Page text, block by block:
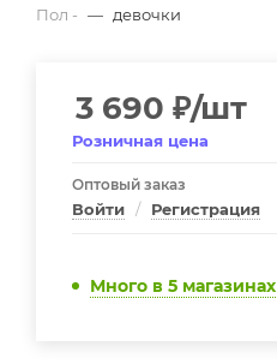
Пол - — девочки
3 690 ₽/шт
Розничная цена
Оптовый заказ
Войти / Регистрация
Много в 5 магазинах